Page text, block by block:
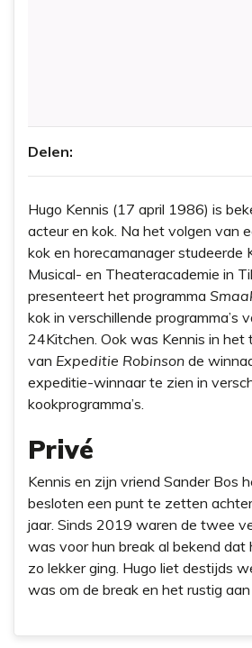
Delen:
Hugo Kennis (17 april 1986) is
acteur en kok. Na het volgen van
kok en horecamanager studeerde
Musical- en Theateracademie in
presenteert het programma
kok in verschillende programma’s
24Kitchen. Ook was Kennis in
van Expeditie Robinson de
expeditie-winnaar te zien in
kookprogramma’s.
Privé
Kennis en zijn vriend Sander Bos
besloten een punt te zetten
jaar. Sinds 2019 waren de twee
was voor hun break al bekend
zo lekker ging. Hugo liet destijds
was om de break en het rustig aan